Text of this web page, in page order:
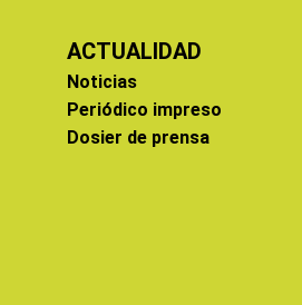
ACTUALIDAD
Noticias
Periódico impreso
Dosier de prensa